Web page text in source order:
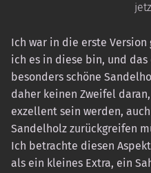
Ich war in die erste
ich es in diese bin, und
besonders schöne
daher keinen Zweifel
exzellent sein werden,
Sandelholz zurückgreifen
Ich betrachte diesen
als ein kleines Extra, ein